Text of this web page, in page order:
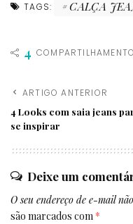
TAGS: CALÇA
4
ARTIGO ANTERIOR
4 Looks com saia jeans
se inspirar
Deixe um
O seu endereço de e-mail
são marcados com *